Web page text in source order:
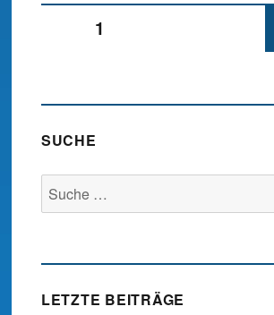
Beitragsnavigation
SEITE1
SUCHE
Suche
nach:
LETZTE BEITRÄGE